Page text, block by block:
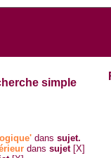
simple
danssujet.
danssujet [X]